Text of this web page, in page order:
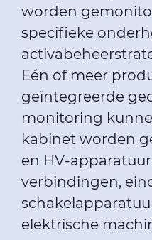
worden
specifieke
Eén of meer
geïntegreerde
monitoring
kabinet worden
en HV-
verbindingen,
elektrische